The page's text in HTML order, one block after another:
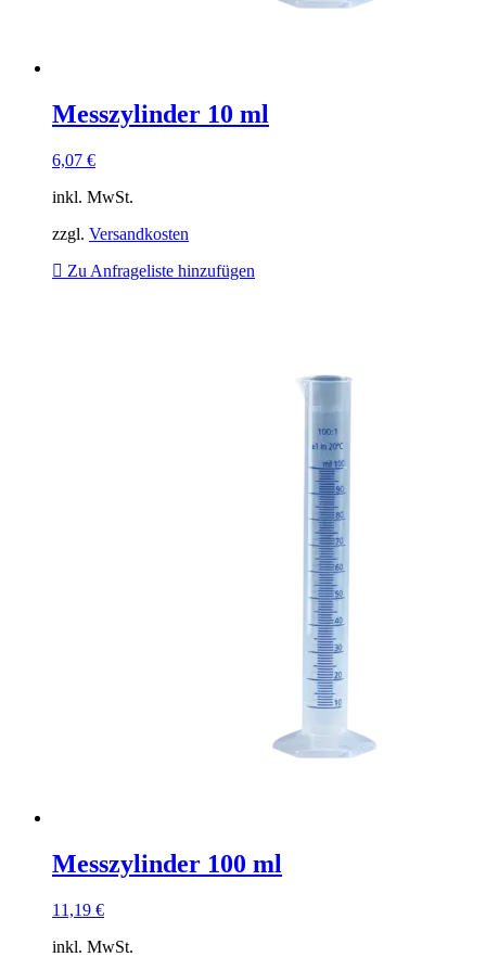
Messzylinder 10 ml
6,07 €
inkl. MwSt.
zzgl. Versandkosten
Zu Anfrageliste hinzufügen
Messzylinder 100 ml
11,19 €
inkl. MwSt.